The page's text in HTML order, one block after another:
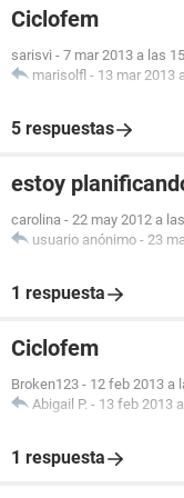
Ciclofem
sarisvi - 7 mar 2013 a las
marisolfl - 13 mar 2013
5 respuestas
estoy
carolina - 22 may 2012 a
usuario anónimo - 23
1 respuesta
Ciclofem
Broken123 - 12 feb 2013 a
Abigail P. - 13 feb 2013
1 respuesta